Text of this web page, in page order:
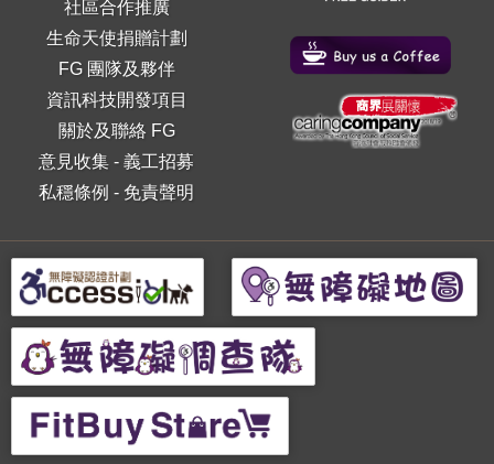
社區合作推廣
生命天使捐贈計劃
FG 團隊及夥伴
資訊科技開發項目
關於及聯絡 FG
意見收集 -義工招募
私穩條例 - 免責聲明